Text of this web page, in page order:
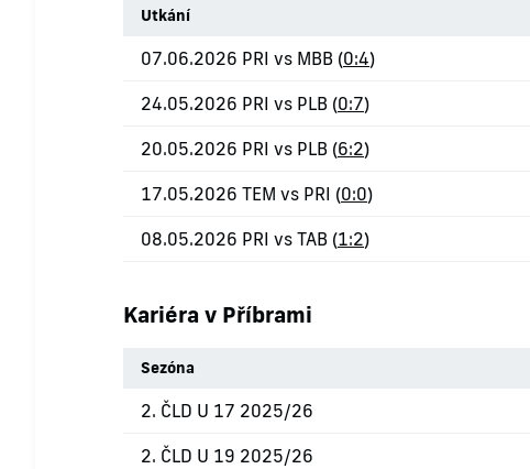
Utkání
07.06.2026 PRI vs MBB (0:4)
24.05.2026 PRI vs PLB (0:7)
20.05.2026 PRI vs PLB (6:2)
17.05.2026 TEM vs PRI (0:0)
08.05.2026 PRI vs TAB (1:2)
Kariéra v Příbrami
Sezóna
2. ČLD U 17 2025/26
2. ČLD U 19 2025/26